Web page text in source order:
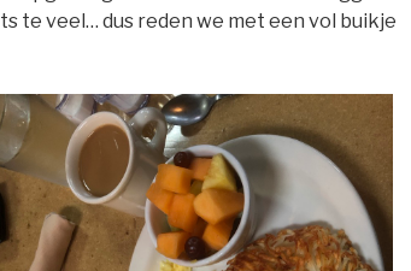
te veel… dus reden we met een vol buikje